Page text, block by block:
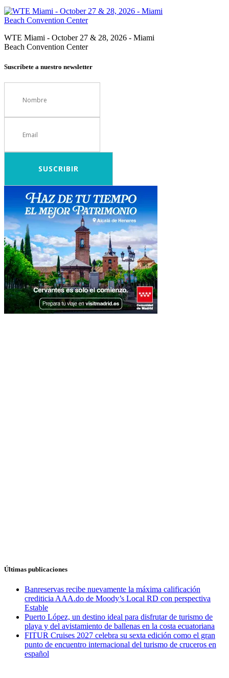
WTE Miami - October 27 & 28, 2026 - Miami
Beach Convention Center
Suscríbete a nuestro newsletter
Últimas publicaciones
Banreservas recibe nuevamente la máxima calificación
crediticia AAA.do de Moody’s Local RD con perspectiva
Estable
Puerto López, un destino ideal para disfrutar de turismo de
playa y del avistamiento de ballenas en la costa ecuatoriana
FITUR Cruises 2027 celebra su sexta edición como el gran
punto de encuentro internacional del turismo de cruceros en
español